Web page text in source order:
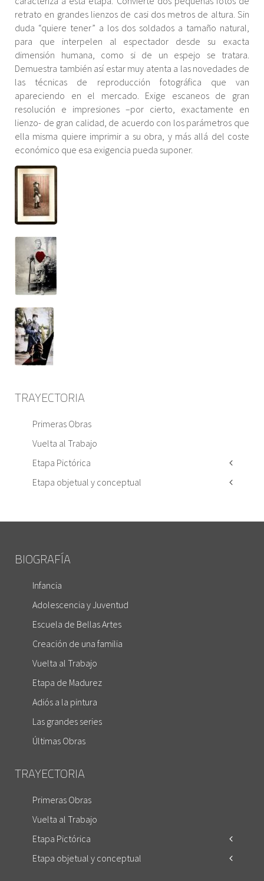
retrato en grandes lienzos de casi dos metros de altura. Sin
duda “quiere tener” a los dos soldados a tamaño natural,
para que interpelen al espectador desde su exacta
dimensión humana, como si de un espejo se tratara.
Demuestra también así estar muy atenta a las novedades de
las técnicas de reproducción fotográfica que van
apareciendo en el mercado. Exige escaneos de gran
resolución e impresiones –por cierto, exactamente en
lienzo- de gran calidad, de acuerdo con los parámetros que
ella misma quiere imprimir a su obra, y más allá del coste
económico que esa exigencia pueda suponer.
TRAYECTORIA
Primeras Obras
Vuelta al Trabajo
Etapa Pictórica
Etapa objetual y conceptual
BIOGRAFÍA
Infancia
Adolescencia y Juventud
Escuela de Bellas Artes
Creación de una familia
Vuelta al Trabajo
Etapa de Madurez
Adiós a la pintura
Las grandes series
Últimas Obras
TRAYECTORIA
Primeras Obras
Vuelta al Trabajo
Etapa Pictórica
Etapa objetual y conceptual